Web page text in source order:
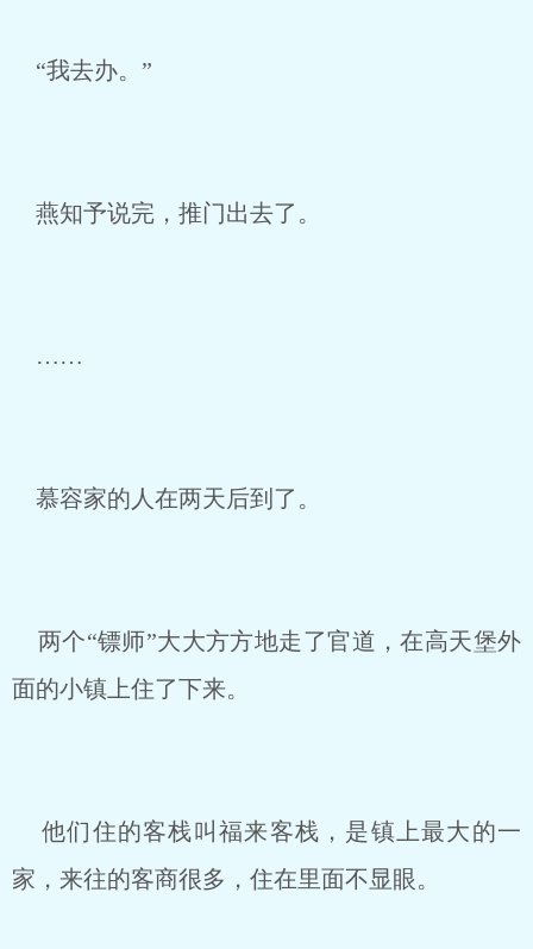
“我去办。”
燕知予说完，推门出去了。
……
慕容家的人在两天后到了。
两个“镖师”大大方方地走了官道，在高天堡外
面的小镇上住了下来。
他们住的客栈叫福来客栈，是镇上最大的一
家，来往的客商很多，住在里面不显眼。